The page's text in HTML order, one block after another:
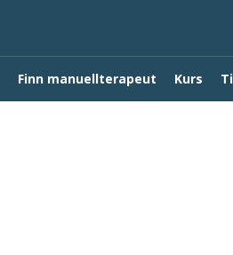
Finn manuellterapeut Kurs